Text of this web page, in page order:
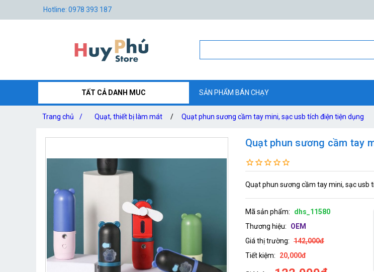
Hotline: 0978 393 187
TẤT CẢ DANH MUC SẢN PHẨM BÁN CHẠY
Trang chủ / Quạt, thiết bị làm mát / Quạt phun sương cầm tay mini, sạc usb tích điện tiện dụng
Quạt phun sương cầm tay
Quạt phun sương cầm tay mini, sạc usb
Mã sản phẩm:
dhs_11580
Thương hiệu:
OEM
Giá thị trường: 142,000đ
Tiết kiệm:
20,000đ